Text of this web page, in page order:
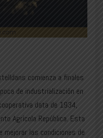
comienza a finales
de industrialización en
data de 1934,
Agrícola República. Esta
mejorar las condiciones de